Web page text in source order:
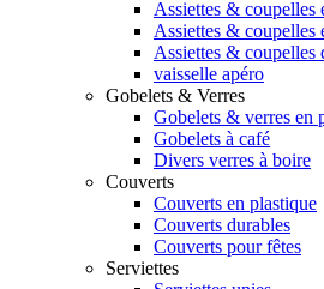
Assiettes & coupelles
Assiettes & coupelles
Assiettes & coupelles
vaisselle apéro
Gobelets & Verres
Gobelets & verres en
Gobelets à café
Divers verres à boire
Couverts
Couverts en plastique
Couverts durables
Couverts pour fêtes
Serviettes